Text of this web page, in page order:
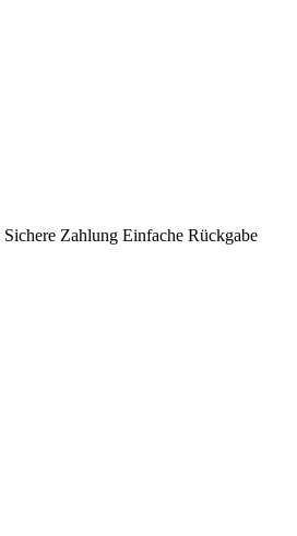
Sichere Zahlung Einfache Rückgabe